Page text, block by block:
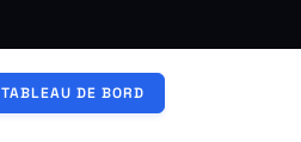
TABLEAU DE BORD